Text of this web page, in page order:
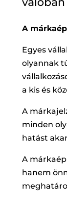
A
Egyes
olyannak
a kis és
A
minden
hatást
A
hanem